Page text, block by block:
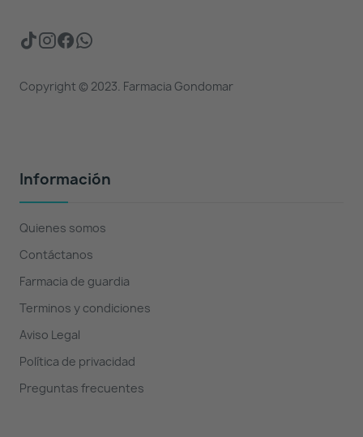
Copyright © 2023. Farmacia Gondomar
Información
Quienes somos
Contáctanos
Farmacia de guardia
Terminos y condiciones
Aviso Legal
Política de privacidad
Preguntas frecuentes